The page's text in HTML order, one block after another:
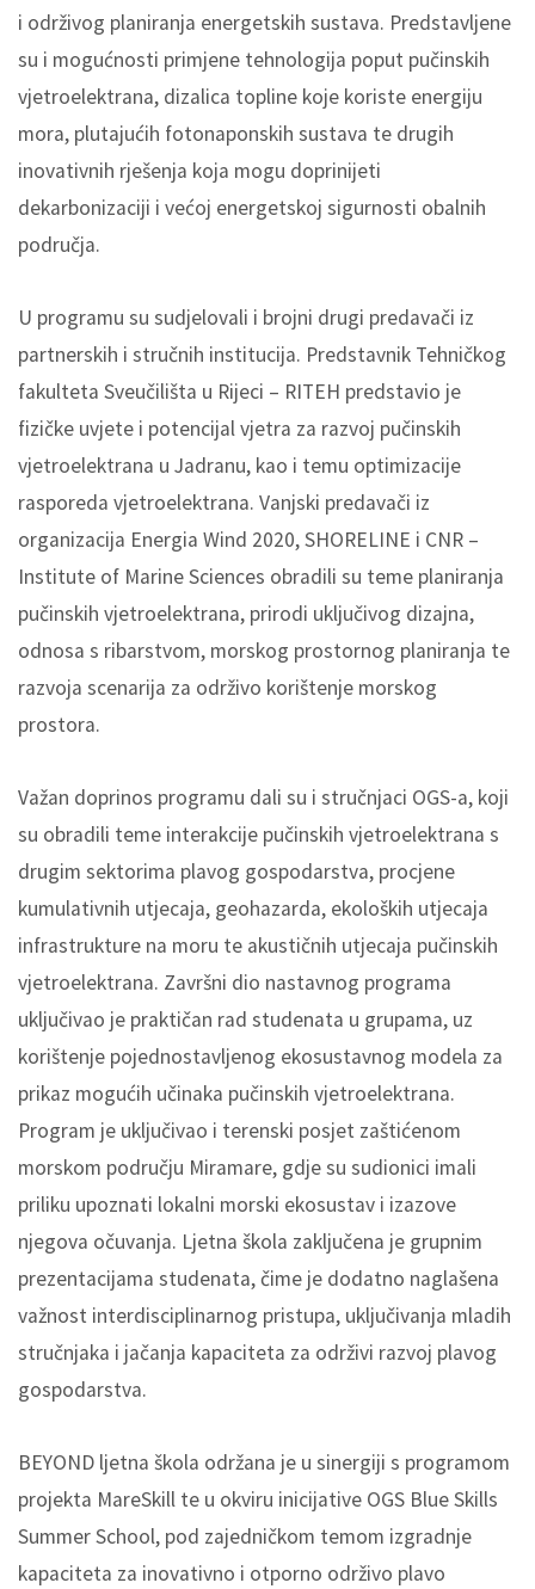
i održivog planiranja energetskih sustava. Predstavljene
su i mogućnosti primjene tehnologija poput pučinskih
vjetroelektrana, dizalica topline koje koriste energiju
mora, plutajućih fotonaponskih sustava te drugih
inovativnih rješenja koja mogu doprinijeti
dekarbonizaciji i većoj energetskoj sigurnosti obalnih
područja.
U programu su sudjelovali i brojni drugi predavači iz
partnerskih i stručnih institucija. Predstavnik Tehničkog
fakulteta Sveučilišta u Rijeci – RITEH predstavio je
fizičke uvjete i potencijal vjetra za razvoj pučinskih
vjetroelektrana u Jadranu, kao i temu optimizacije
rasporeda vjetroelektrana. Vanjski predavači iz
organizacija Energia Wind 2020, SHORELINE i CNR –
Institute of Marine Sciences obradili su teme planiranja
pučinskih vjetroelektrana, prirodi uključivog dizajna,
odnosa s ribarstvom, morskog prostornog planiranja te
razvoja scenarija za održivo korištenje morskog
prostora.
Važan doprinos programu dali su i stručnjaci OGS-a, koji
su obradili teme interakcije pučinskih vjetroelektrana s
drugim sektorima plavog gospodarstva, procjene
kumulativnih utjecaja, geohazarda, ekoloških utjecaja
infrastrukture na moru te akustičnih utjecaja pučinskih
vjetroelektrana. Završni dio nastavnog programa
uključivao je praktičan rad studenata u grupama, uz
korištenje pojednostavljenog ekosustavnog modela za
prikaz mogućih učinaka pučinskih vjetroelektrana.
Program je uključivao i terenski posjet zaštićenom
morskom području Miramare, gdje su sudionici imali
priliku upoznati lokalni morski ekosustav i izazove
njegova očuvanja. Ljetna škola zaključena je grupnim
prezentacijama studenata, čime je dodatno naglašena
važnost interdisciplinarnog pristupa, uključivanja mladih
stručnjaka i jačanja kapaciteta za održivi razvoj plavog
gospodarstva.
BEYOND ljetna škola održana je u sinergiji s programom
projekta MareSkill te u okviru inicijative OGS Blue Skills
Summer School, pod zajedničkom temom izgradnje
kapaciteta za inovativno i otporno održivo plavo